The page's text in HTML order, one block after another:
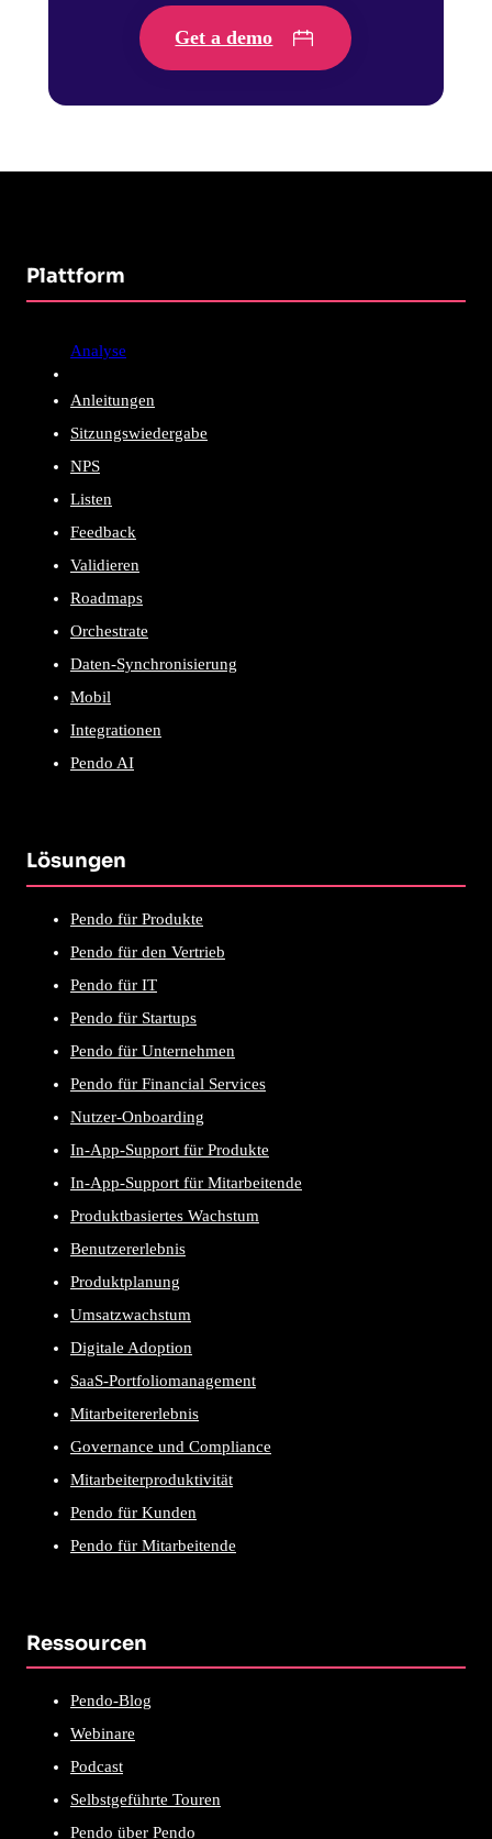
Get a demo
Plattform
Analyse
Anleitungen
Sitzungswiedergabe
NPS
Listen
Feedback
Validieren
Roadmaps
Orchestrate
Daten-Synchronisierung
Mobil
Integrationen
Pendo AI
Lösungen
Pendo für Produkte
Pendo für den Vertrieb
Pendo für IT
Pendo für Startups
Pendo für Unternehmen
Pendo für Financial Services
Nutzer-Onboarding
In-App-Support für Produkte
In-App-Support für Mitarbeitende
Produktbasiertes Wachstum
Benutzererlebnis
Produktplanung
Umsatzwachstum
Digitale Adoption
SaaS-Portfoliomanagement
Mitarbeitererlebnis
Governance und Compliance
Mitarbeiterproduktivität
Pendo für Kunden
Pendo für Mitarbeitende
Ressourcen
Pendo-Blog
Webinare
Podcast
Selbstgeführte Touren
Pendo über Pendo